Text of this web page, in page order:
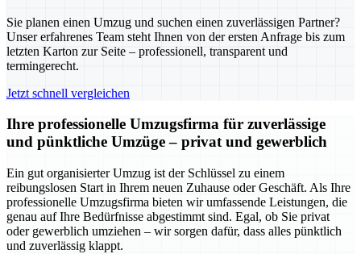
Sie planen einen Umzug und suchen einen zuverlässigen Partner?
Unser erfahrenes Team steht Ihnen von der ersten Anfrage bis zum
letzten Karton zur Seite – professionell, transparent und
termingerecht.
Jetzt schnell vergleichen
Ihre professionelle Umzugsfirma für zuverlässige
und pünktliche Umzüge – privat und gewerblich
Ein gut organisierter Umzug ist der Schlüssel zu einem
reibungslosen Start in Ihrem neuen Zuhause oder Geschäft. Als Ihre
professionelle Umzugsfirma bieten wir umfassende Leistungen, die
genau auf Ihre Bedürfnisse abgestimmt sind. Egal, ob Sie privat
oder gewerblich umziehen – wir sorgen dafür, dass alles pünktlich
und zuverlässig klappt.